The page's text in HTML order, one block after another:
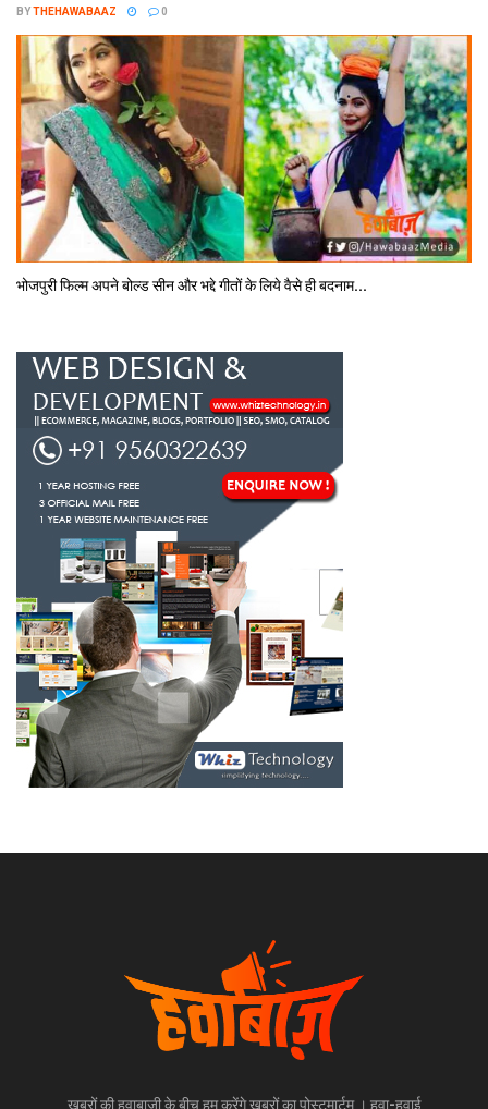
BYTHEHAWABAAZ 0
भोजपुरी फिल्‍म अपने बोल्‍ड सीन और भद्दे गीतों के लिये वैसे ही बदनाम...
खबरों की हवाबाज़ी के बीच हम करेंगे खबरों का पोस्टमार्टम । हवा-हवाई